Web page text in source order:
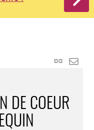
Lien
DE COEUR